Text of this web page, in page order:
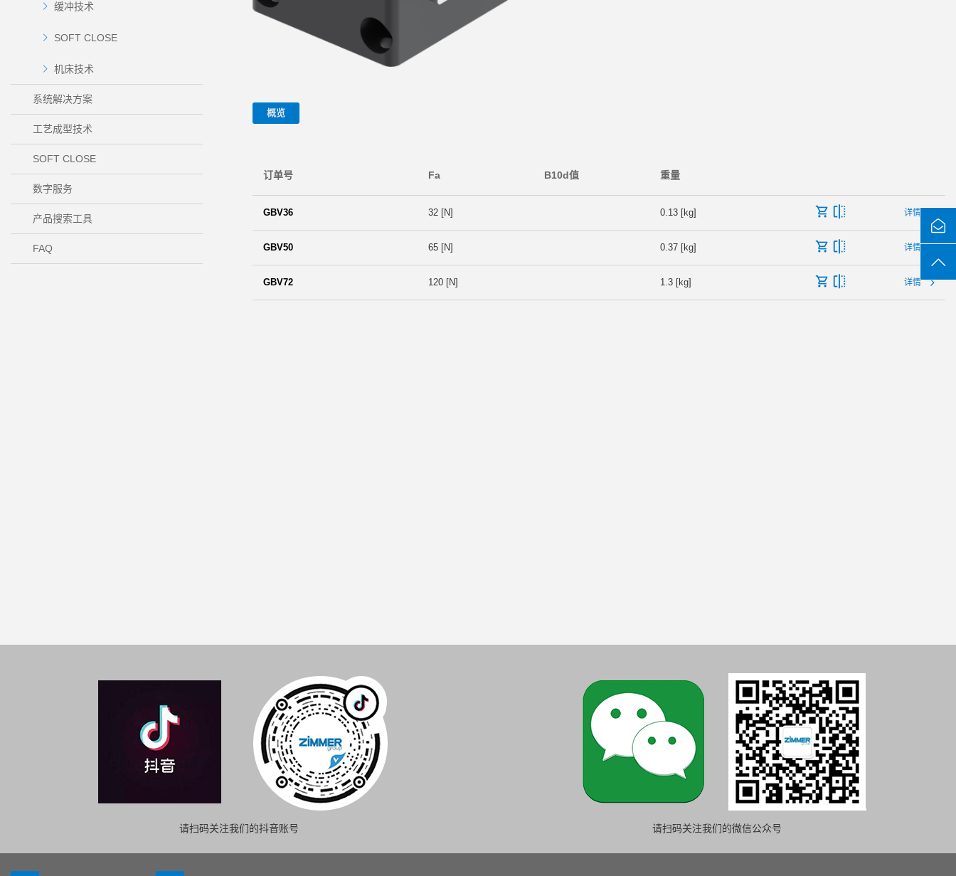
缓冲技术
SOFT CLOSE
机床技术
系统解决方案
工艺成型技术
SOFT CLOSE
数字服务
产品搜索工具
FAQ
概览
订单号 Fa B10d值 重量
GBV36 32 [N] 0.13 [kg] 详情
GBV50 65 [N] 0.37 [kg] 详情
GBV72 120 [N] 1.3 [kg] 详情
请扫码关注我们的抖音账号 请扫码关注我们的微信公众号